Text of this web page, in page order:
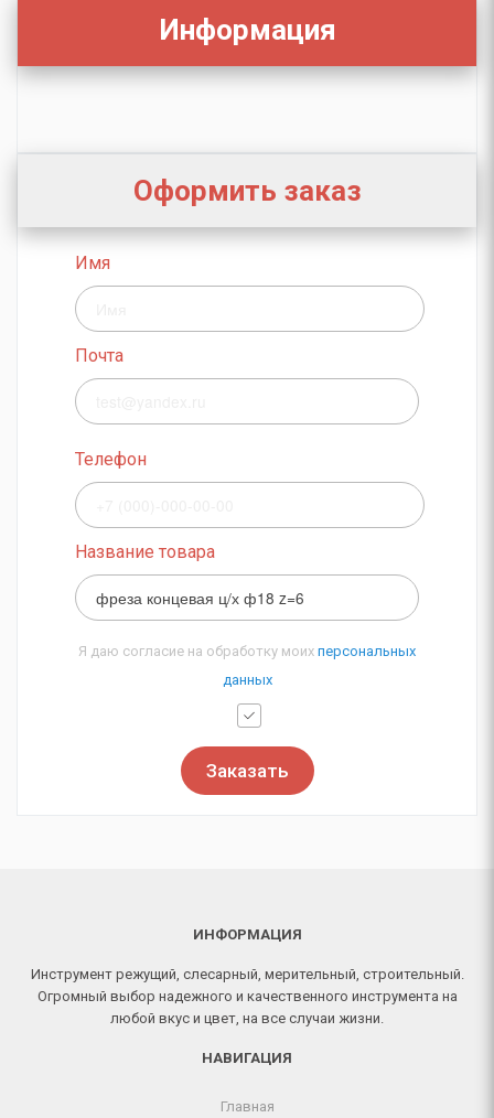
Информация
Оформить заказ
Имя
Почта
Телефон
Название товара
Я даю согласие на обработку моих персональных
данных
Заказать
ИНФОРМАЦИЯ
Инструмент режущий, слесарный, мерительный, строительный.
Огромный выбор надежного и качественного инструмента на
любой вкус и цвет, на все случаи жизни.
НАВИГАЦИЯ
Главная